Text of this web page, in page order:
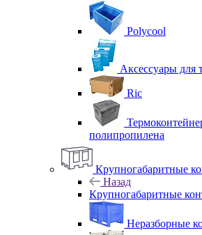
Polycool
Аксессуары для
Ric
полипропилена
Крупногабаритные
Назад
Крупногабаритные
Неразборные